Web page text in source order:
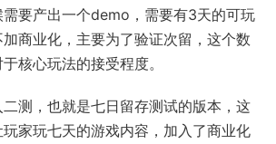
要产出一个demo，需要有3天的可玩
商业化，主要为了验证次留，这个数
核心玩法的接受程度。
测，也就是七日留存测试的版本，这
家玩七天的游戏内容，加入了商业化